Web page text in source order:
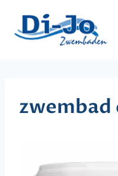
inhoud